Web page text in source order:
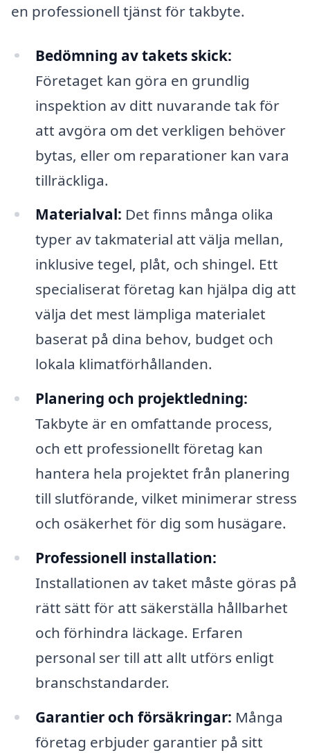
en professionell tjänst för takbyte.
Bedömning av takets skick:
Företaget kan göra en grundlig
inspektion av ditt nuvarande tak för
att avgöra om det verkligen behöver
bytas, eller om reparationer kan vara
tillräckliga.
Materialval: Det finns många olika
typer av takmaterial att välja mellan,
inklusive tegel, plåt, och shingel. Ett
specialiserat företag kan hjälpa dig att
välja det mest lämpliga materialet
baserat på dina behov, budget och
lokala klimatförhållanden.
Planering och projektledning:
Takbyte är en omfattande process,
och ett professionellt företag kan
hantera hela projektet från planering
till slutförande, vilket minimerar stress
och osäkerhet för dig som husägare.
Professionell installation:
Installationen av taket måste göras på
rätt sätt för att säkerställa hållbarhet
och förhindra läckage. Erfaren
personal ser till att allt utförs enligt
branschstandarder.
Garantier och försäkringar: Många
företag erbjuder garantier på sitt